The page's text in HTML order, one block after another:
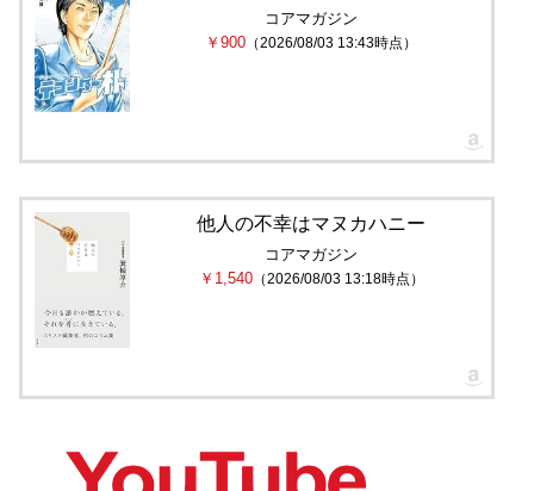
コアマガジン
￥900 （2026/08/03 13:43時点）
他人の不幸はマヌカハニー
コアマガジン
￥1,540（2026/08/03 13:18時点）